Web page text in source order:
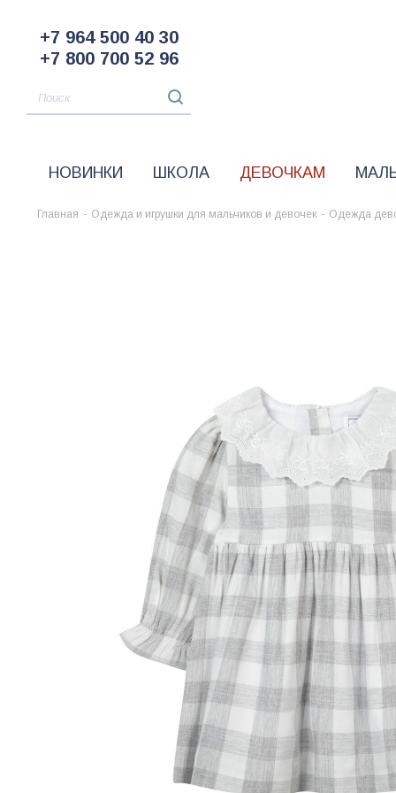
+7 964 500 40 30
+7 800 700 52 96
НОВИНКИ ШКОЛА ДЕВОЧКАМ
Главная - Одежда и игрушки для мальчиков и девочек - Одежда